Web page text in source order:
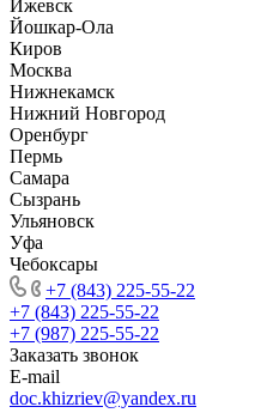
Ижевск
Йошкар-Ола
Киров
Москва
Нижнекамск
Нижний Новгород
Оренбург
Пермь
Самара
Сызрань
Ульяновск
Уфа
Чебоксары
+7 (843) 225-55-22
+7 (843) 225-55-22
+7 (987) 225-55-22
Заказать звонок
E-mail
doc.khizriev@yandex.ru